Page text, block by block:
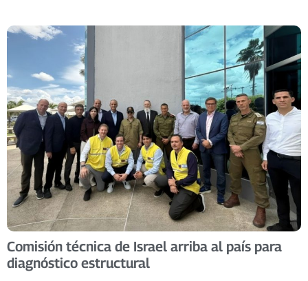
Comisión técnica de Israel arriba al país para
diagnóstico estructural